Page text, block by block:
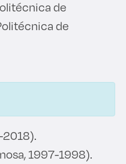
de
de
2018).
1997-1998).